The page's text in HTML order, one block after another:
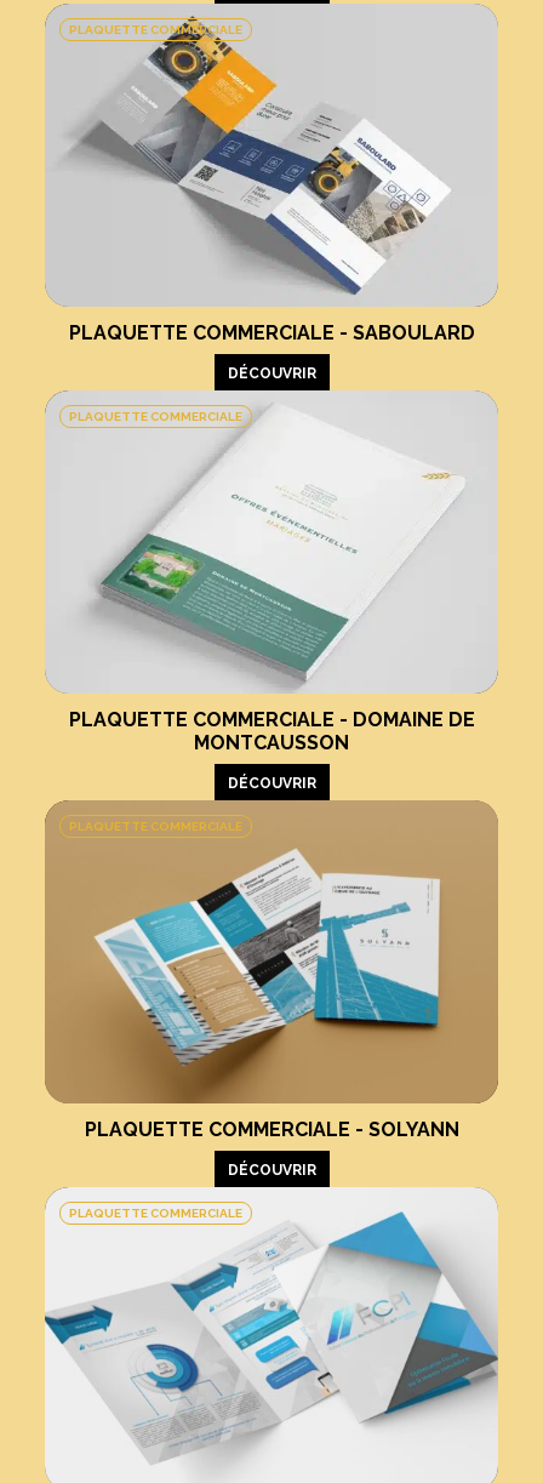
PLAQUETTE COMMERCIALE - SABOULARD
DÉCOUVRIR
PLAQUETTE COMMERCIALE
PLAQUETTE COMMERCIALE - DOMAINE DE
MONTCAUSSON
DÉCOUVRIR
PLAQUETTE COMMERCIALE
PLAQUETTE COMMERCIALE - SOLYANN
DÉCOUVRIR
PLAQUETTE COMMERCIALE
PLAQUETTE COMMERCIALE